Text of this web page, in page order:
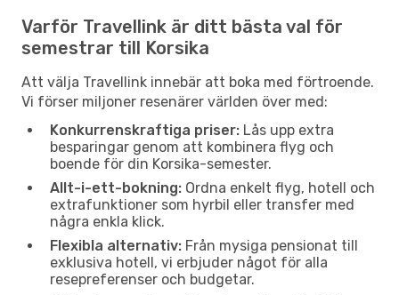
Varför Travellink är ditt bästa val för
semestrar till Korsika
Att välja Travellink innebär att boka med förtroende.
Vi förser miljoner resenärer världen över med:
Konkurrenskraftiga priser: Lås upp extra
besparingar genom att kombinera flyg och
boende för din Korsika-semester.
Allt-i-ett-bokning: Ordna enkelt flyg, hotell och
extrafunktioner som hyrbil eller transfer med
några enkla klick.
Flexibla alternativ: Från mysiga pensionat till
exklusiva hotell, vi erbjuder något för alla
resepreferenser och budgetar.